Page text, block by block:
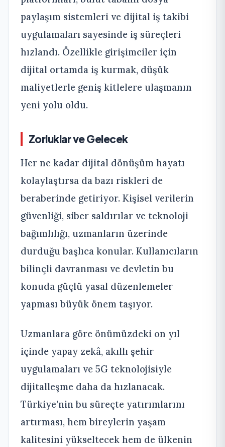
paylaşım sistemleri ve dijital iş takibi
uygulamaları sayesinde iş süreçleri
hızlandı. Özellikle girişimciler için
dijital ortamda iş kurmak, düşük
maliyetlerle geniş kitlelere ulaşmanın
yeni yolu oldu.
Zorluklar ve Gelecek
Her ne kadar dijital dönüşüm hayatı
kolaylaştırsa da bazı riskleri de
beraberinde getiriyor. Kişisel verilerin
güvenliği, siber saldırılar ve teknoloji
bağımlılığı, uzmanların üzerinde
durduğu başlıca konular. Kullanıcıların
bilinçli davranması ve devletin bu
konuda güçlü yasal düzenlemeler
yapması büyük önem taşıyor.
Uzmanlara göre önümüzdeki on yıl
içinde yapay zekâ, akıllı şehir
uygulamaları ve 5G teknolojisiyle
dijitalleşme daha da hızlanacak.
Türkiye’nin bu süreçte yatırımlarını
artırması, hem bireylerin yaşam
kalitesini yükseltecek hem de ülkenin